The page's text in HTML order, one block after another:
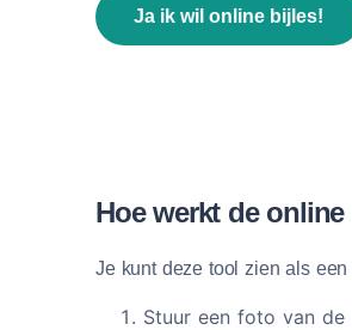
Ja ik wil online bijles!
Hoe werkt de
Je kunt deze tool zien als
Stuur een foto van